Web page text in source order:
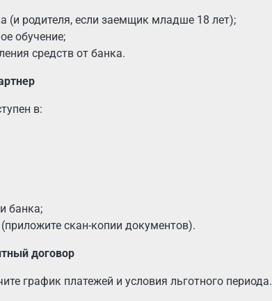
(и родителя, если заемщик младше 18 лет);
обучение;
средств от банка.
в:
банка;
скан-копии документов).
договор
график платежей и условия льготного периода.